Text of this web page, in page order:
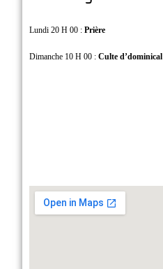
Lundi 20 H 00 :Prière
Dimanche 10 H 00 :Culte d’dominical